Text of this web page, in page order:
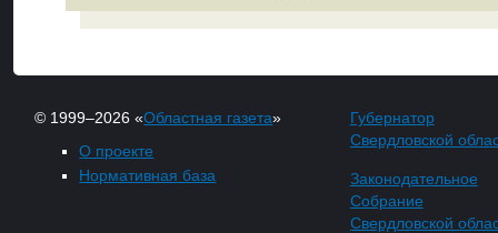
© 1999–2026 «Областная газета»
О проекте
Нормативная база
Губернатор
Свердловской
Законодательное
Собрание
Свердловской